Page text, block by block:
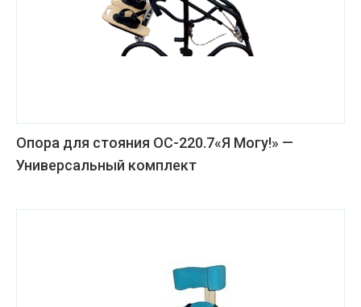
Опора для стояния ОС-220.7«Я Могу!» —
Универсальный комплект